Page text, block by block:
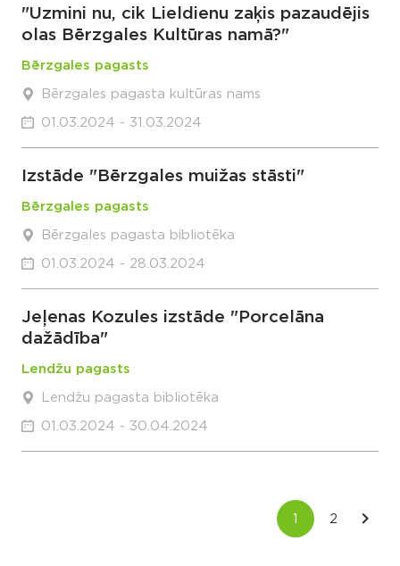
"Uzmini nu, cik Lieldienu zaķis pazaudējis
olas Bērzgales Kultūras namā?"
Bērzgales pagasts
Bērzgales pagasta kultūras nams
01.03.2024 - 31.03.2024
Izstāde "Bērzgales muižas stāsti"
Bērzgales pagasts
Bērzgales pagasta bibliotēka
01.03.2024 - 28.03.2024
Jeļenas Kozules izstāde "Porcelāna
dažādība"
Lendžu pagasts
Lendžu pagasta bibliotēka
01.03.2024 - 30.04.2024